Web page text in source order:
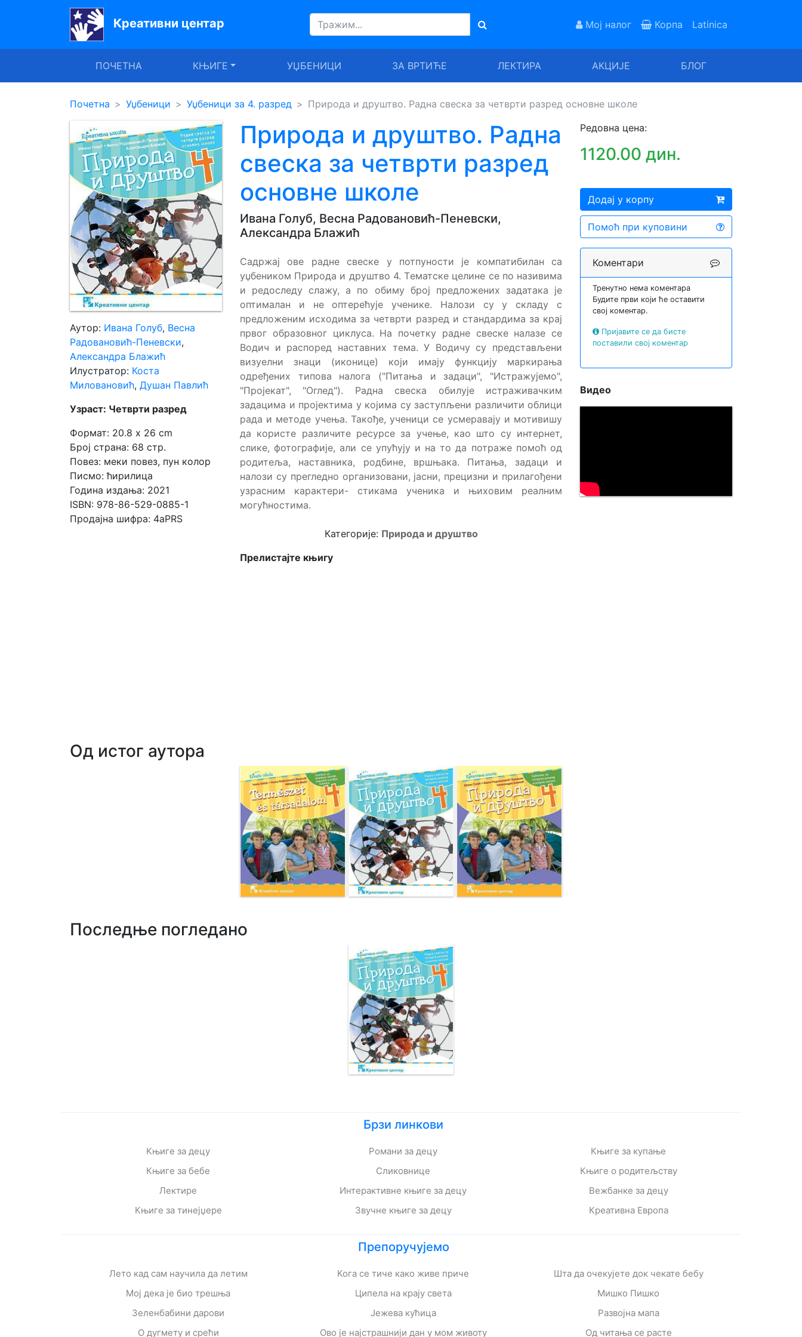
Креативни центар Мој налог Корпа Latinica
ПОЧЕТНА КЊИГЕ УЏБЕНИЦИ ЗА ВРТИЋЕ ЛЕКТИРА АКЦИЈЕ БЛОГ
Почетна
УџбенициПочетна Уџбеници Уџбеници за 4. разред Природа и друштво. Радна свеска за четврти разред основне школе
Аутор: Ивана Голуб, Весна
Радовановић-Пеневски,
Александра Блажић
Илустратор: Коста
Миловановић, Душан Павлић
Узраст: Четврти разред
Формат: 20.8 x 26 cm
Број страна: 68 стр.
Повез: меки повез, пун колор
Писмо: ћирилица
Година издања: 2021
ISBN: 978-86-529-0885-1
Продајна шифра: 4aPRS
Природа и друштво. Радна
свеска за четврти разред
основне школе
Ивана Голуб, Весна Радовановић-Пеневски,
Александра Блажић
Садржај ове радне свеске у потпуности је компатибилан са
уџбеником Природа и друштво 4. Tематске целине се по називима
и редоследу слажу, а по обиму број предложених задатака је
оптималан и не оптерећује ученике. Налози су у складу с
предложеним исходима за четврти разред и стандардима за крај
првог образовног циклуса. На почетку радне свеске налазе се
Водич и распоред наставних тема. У Водичу су представљени
визуелни знаци (иконице) који имају функцију маркирања
одређених типова налога ("Питања и задаци", "Истражујемо",
"Пројекат", "Оглед"). Радна свеска обилује истраживачким
задацима и пројектима у којима су заступљени различити облици
рада и методе учења. Такође, ученици се усмеравају и мотивишу
да користе различите ресурсе за учење, као што су интернет,
слике, фотографије, али се упућују и на то да потраже помоћ од
родитеља, наставника, родбине, вршњака. Питања, задаци и
налози су прегледно организовани, јасни, прецизни и прилагођени
узрасним карактери- стикама ученика и њиховим реалним
могућностима.
Категорије: Природа и друштво
Прелистајте књигу
Редовна цена:
1120.00 дин.
Додај у корпу
Помоћ при куповини
Коментари
Тренутно нема коментара
Будите први који ће оставити
свој коментар.
Пријавите се да бисте
поставили свој коментар
Видео
Од истог аутора
Последње погледано
Брзи линкови
Књиге за децу
Књиге за бебе
Лектире
Књиге за тинејџере
Романи за децу
Сликовнице
Интерактивне књиге за децу
Звучне књиге за децу
Књиге за купање
Књиге о родитељству
Вежбанке за децу
Креативна Европа
Препоручујемо
Лето кад сам научила да летим
Мој дека је био трешња
Зеленбабини дарови
О дугмету и срећи
Кога се тиче како живе приче
Ципела на крају света
Јежева кућица
Ово је најстрашнији дан у мом животу
Шта да очекујете док чекате бебу
Мишко Пишко
Развојна мапа
Од читања се расте